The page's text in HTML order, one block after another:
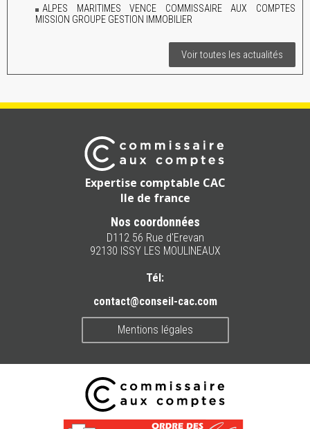
ALPES MARITIMES VENCE COMMISSAIRE AUX COMPTES
MISSION GROUPE GESTION IMMOBILIER
Voir toutes les actualités
Expertise comptable CAC
Ile de france
Nos coordonnées
D112 56 Rue d'Erevan
92130 ISSY LES MOULINEAUX
Tél:
contact@conseil-cac.com
Mentions légales